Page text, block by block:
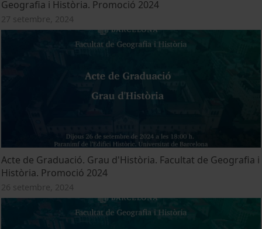
Geografia i Història. Promoció 2024
27 setembre, 2024
Acte de Graduació. Grau d'Història. Facultat de Geografia i
Història. Promoció 2024
26 setembre, 2024